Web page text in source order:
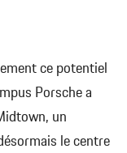
ce potentiel
Porsche a
un
le centre